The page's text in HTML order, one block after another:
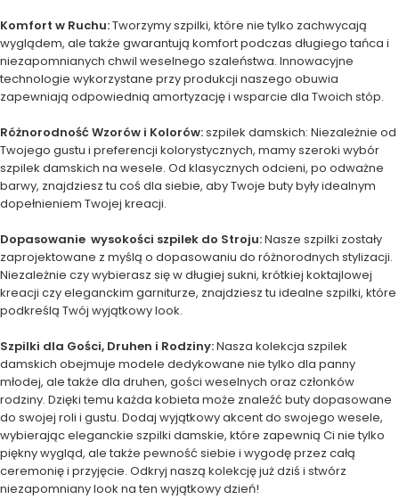
Komfort w Ruchu:Tworzymy szpilki, które nie tylko zachwycają
wyglądem, ale także gwarantują komfort podczas długiego tańca i
niezapomnianych chwil weselnego szaleństwa. Innowacyjne
technologie wykorzystane przy produkcji naszego obuwia
zapewniają odpowiednią amortyzację i wsparcie dla Twoich stóp.
Różnorodność Wzorów i Kolorów:szpilek damskich: Niezależnie od
Twojego gustu i preferencji kolorystycznych, mamy szeroki wybór
szpilek damskich na wesele. Od klasycznych odcieni, po odważne
barwy, znajdziesz tu coś dla siebie, aby Twoje buty były idealnym
dopełnieniem Twojej kreacji.
Dopasowanie wysokości szpilek do Stroju:Nasze szpilki zostały
zaprojektowane z myślą o dopasowaniu do różnorodnych stylizacji.
Niezależnie czy wybierasz się w długiej sukni, krótkiej koktajlowej
kreacji czy eleganckim garniturze, znajdziesz tu idealne szpilki, które
podkreślą Twój wyjątkowy look.
Szpilki dla Gości, Druhen i Rodziny:Nasza kolekcja szpilek
damskich obejmuje modele dedykowane nie tylko dla panny
młodej, ale także dla druhen, gości weselnych oraz członków
rodziny. Dzięki temu każda kobieta może znaleźć buty dopasowane
do swojej roli i gustu. Dodaj wyjątkowy akcent do swojego wesele,
wybierając eleganckie szpilki damskie, które zapewnią Ci nie tylko
piękny wygląd, ale także pewność siebie i wygodę przez całą
ceremonię i przyjęcie. Odkryj naszą kolekcję już dziś i stwórz
niezapomniany look na ten wyjątkowy dzień!